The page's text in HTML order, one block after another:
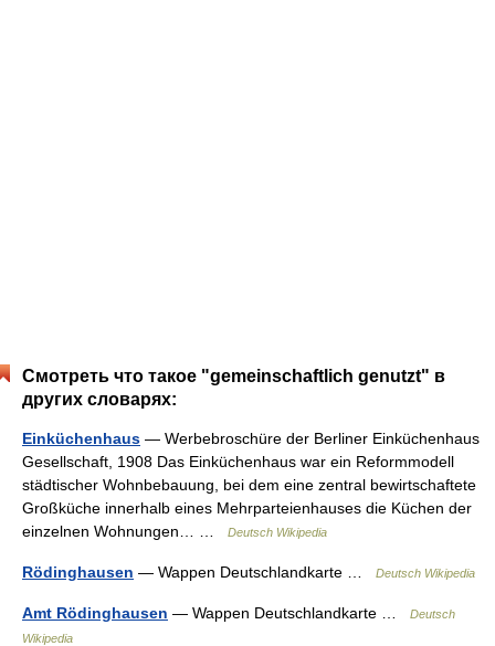
Смотреть что такое "gemeinschaftlich genutzt" в
других словарях:
Einküchenhaus — Werbebroschüre der Berliner Einküchenhaus
Gesellschaft, 1908 Das Einküchenhaus war ein Reformmodell
städtischer Wohnbebauung, bei dem eine zentral bewirtschaftete
Großküche innerhalb eines Mehrparteienhauses die Küchen der
einzelnen Wohnungen… …
Deutsch Wikipedia
Rödinghausen — Wappen Deutschlandkarte … Deutsch Wikipedia
Amt Rödinghausen — Wappen Deutschlandkarte …
Deutsch
Wikipedia